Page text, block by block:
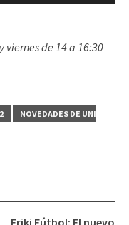
viernes de 14 a 16:30
NOVEDADES DE UNI
Friki Fútbol: El nuevo